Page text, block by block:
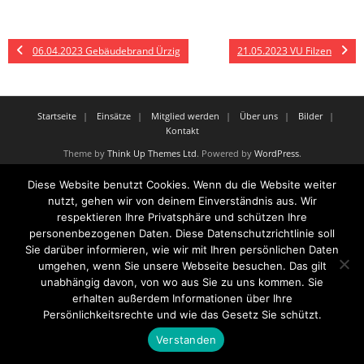
06.04.2023 Gebäudebrand Ürzig 21.05.2023 VU Filzen
Startseite Einsätze Mitglied werden Über uns
Bilder
Kontakt
Theme by Think Up Themes Ltd. Powered by WordPress.
Diese Website benutzt Cookies. Wenn du die Website weiter
nutzt, gehen wir von deinem Einverständnis aus. Wir
respektieren Ihre Privatsphäre und schützen Ihre
personenbezogenen Daten. Diese Datenschutzrichtlinie soll
Sie darüber informieren, wie wir mit Ihren persönlichen Daten
umgehen, wenn Sie unsere Webseite besuchen. Das gilt
unabhängig davon, von wo aus Sie zu uns kommen. Sie
erhalten außerdem Informationen über Ihre
Persönlichkeitsrechte und wie das Gesetz Sie schützt.
Verstanden